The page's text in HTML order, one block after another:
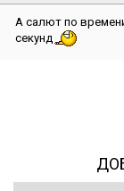
А салют по
секунд